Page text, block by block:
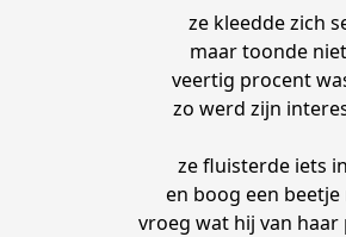
ze kleedde zich
maar toonde
veertig procent
zo werd zijn
ze fluisterde iets
en boog een
vroeg wat hij van